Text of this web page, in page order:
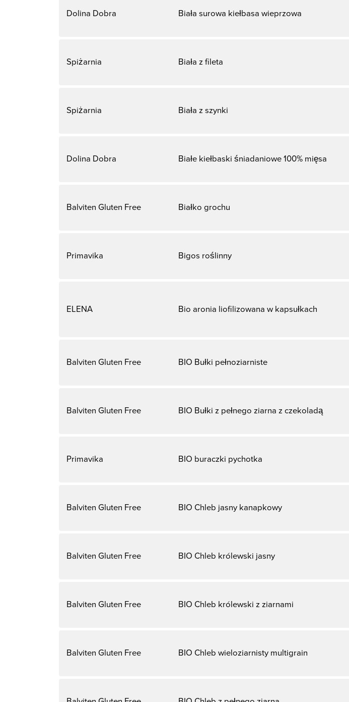
Dolina Dobra Biała surowa kiełbasa wieprzowa
Spiżarnia Biała z fileta
Spiżarnia Biała z szynki
Dolina Dobra Białe kiełbaski śniadaniowe 100% mięsa
Balviten Gluten Free Białko grochu
Primavika Bigos roślinny
ELENA Bio aronia liofilizowana w kapsułkach
Balviten Gluten Free BIO Bułki pełnoziarniste
Balviten Gluten Free BIO Bułki z pełnego ziarna z czekoladą
Primavika BIO buraczki pychotka
Balviten Gluten Free BIO Chleb jasny kanapkowy
Balviten Gluten Free BIO Chleb królewski jasny
Balviten Gluten Free BIO Chleb królewski z ziarnami
Balviten Gluten Free BIO Chleb wieloziarnisty multigrain